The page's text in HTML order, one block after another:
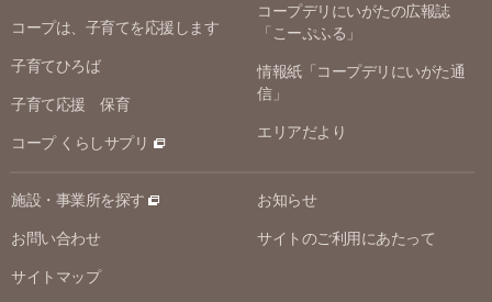
コープは、子育てを応援します
子育てひろば
子育て応援 保育
コープ くらしサプリ
コープデリにいがたの広報誌
「こーぷふる」
情報紙「コープデリにいがた通
信」
エリアだより
施設・事業所を探す
お問い合わせ
サイトマップ
お知らせ
サイトのご利用にあたって